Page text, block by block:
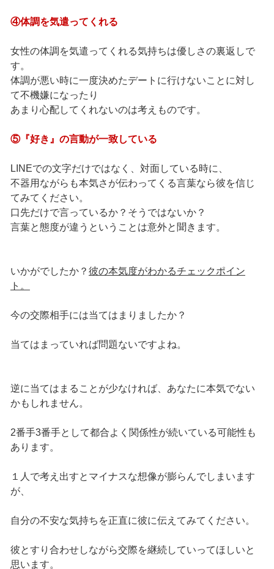
④体調を気遣ってくれる
女性の体調を気遣ってくれる気持ちは優しさの裏返しで
す。
体調が悪い時に一度決めたデートに行けないことに対し
て不機嫌になったり
あまり心配してくれないのは考えものです。
⑤『好き』の言動が一致している
LINEでの文字だけではなく、対面している時に、
不器用ながらも本気さが伝わってくる言葉なら彼を信じ
てみてください。
口先だけで言っているか？そうではないか？
言葉と態度が違うということは意外と聞きます。
いかがでしたか？ 彼の本気度がわかるチェックポイン
ト。
今の交際相手には当てはまりましたか？
当てはまっていれば問題ないですよね。
逆に当てはまることが少なければ、あなたに本気でない
かもしれません。
2番手3番手として都合よく関係性が続いている可能性も
あります。
１人で考え出すとマイナスな想像が膨らんでしまいます
が、
自分の不安な気持ちを正直に彼に伝えてみてください。
彼とすり合わせしながら交際を継続していってほしいと
思います。